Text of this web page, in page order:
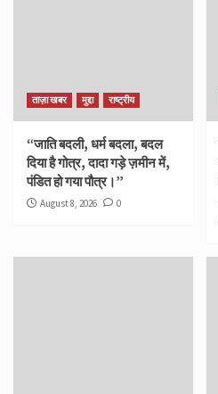
ताज़ा खबर मुद्दा राष्ट्रीय
“जाति बदली, धर्म बदला, बदल
दिया है गोत्र, दादा गड़े ज़मीन में,
पंडित हो गया पौत्र।”
August 8, 2026 0